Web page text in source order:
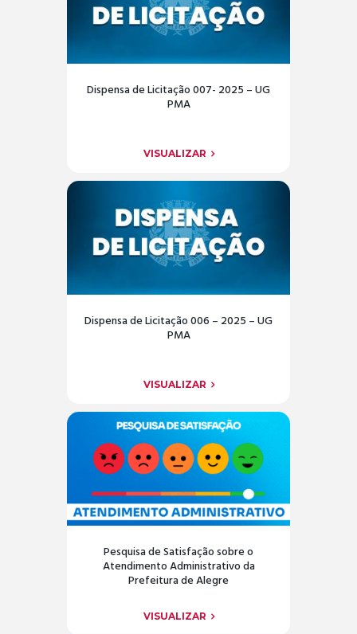
Dispensa de Licitação 007- 2025 – UG
PMA
VISUALIZAR
Dispensa de Licitação 006 – 2025 – UG
PMA
VISUALIZAR
Pesquisa de Satisfação sobre o
Atendimento Administrativo da
Prefeitura de Alegre
VISUALIZAR